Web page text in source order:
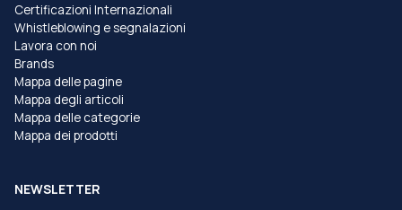
Certificazioni Internazionali
Whistleblowing e segnalazioni
Lavora con noi
Brands
Mappa delle pagine
Mappa degli articoli
Mappa delle categorie
Mappa dei prodotti
NEWSLETTER